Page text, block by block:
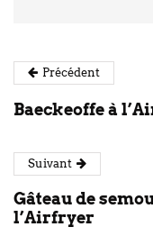
Précédent
Baeckeoffe à
Suivant
Gâteau de
l’Airfryer